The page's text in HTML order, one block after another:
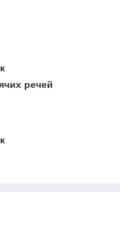
речей